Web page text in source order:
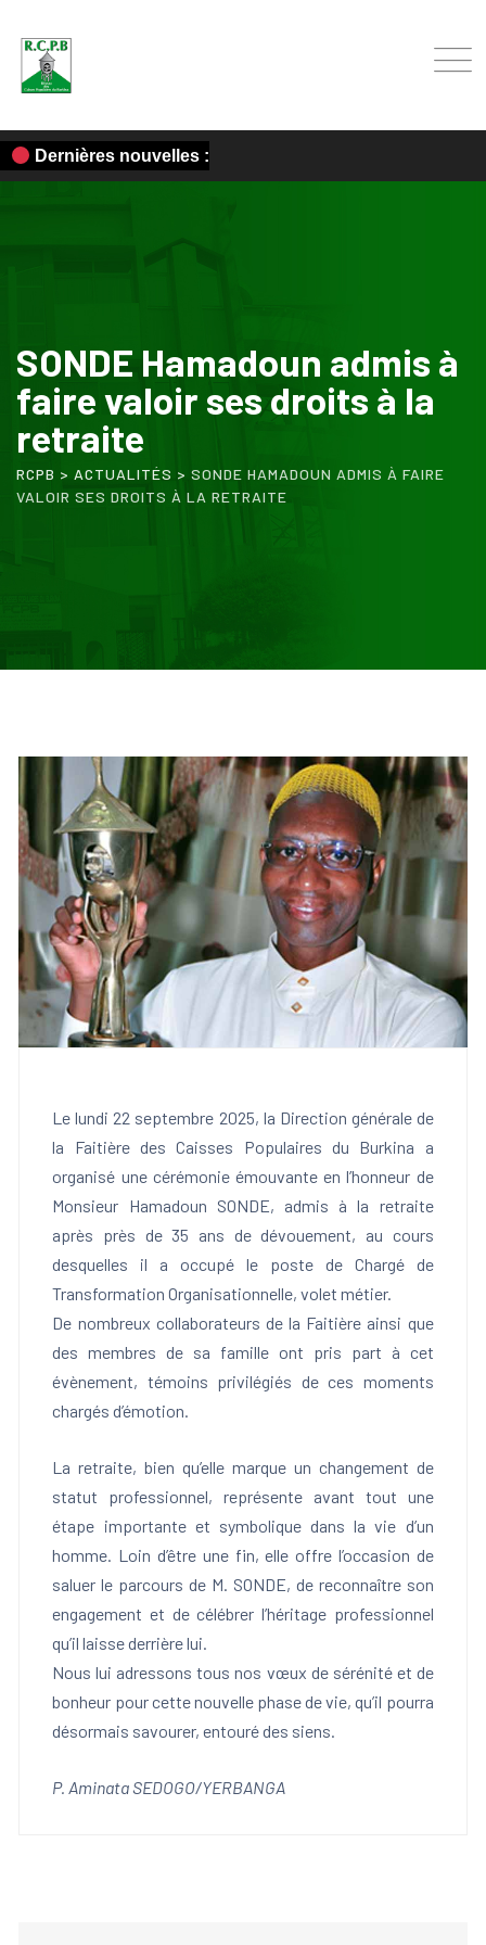
Dernières nouvelles :
SONDE Hamadoun admis à
faire valoir ses droits à la
retraite
RCPB > ACTUALITÉS > SONDE HAMADOUN ADMIS À FAIRE
VALOIR SES DROITS À LA RETRAITE
Le lundi 22 septembre 2025, la Direction générale de
la Faitière des Caisses Populaires du Burkina a
organisé une cérémonie émouvante en l’honneur de
Monsieur Hamadoun SONDE, admis à la retraite
après près de 35 ans de dévouement, au cours
desquelles il a occupé le poste de Chargé de
Transformation Organisationnelle, volet métier.
De nombreux collaborateurs de la Faitière ainsi que
des membres de sa famille ont pris part à cet
évènement, témoins privilégiés de ces moments
chargés d’émotion.
La retraite, bien qu’elle marque un changement de
statut professionnel, représente avant tout une
étape importante et symbolique dans la vie d’un
homme. Loin d’être une fin, elle offre l’occasion de
saluer le parcours de M. SONDE, de reconnaître son
engagement et de célébrer l’héritage professionnel
qu’il laisse derrière lui.
Nous lui adressons tous nos vœux de sérénité et de
bonheur pour cette nouvelle phase de vie, qu’il pourra
désormais savourer, entouré des siens.
P. Aminata SEDOGO/YERBANGA